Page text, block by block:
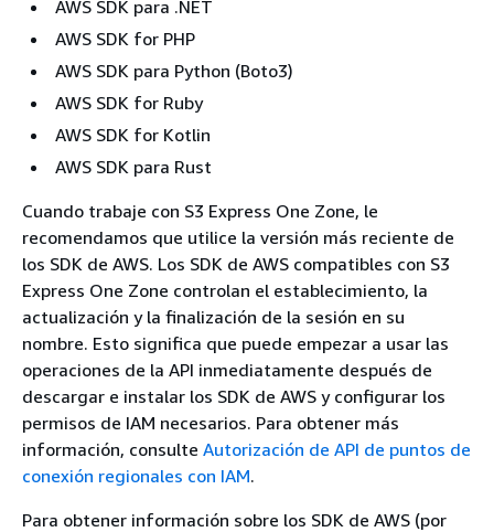
AWS SDK para .NET
AWS SDK for PHP
AWS SDK para Python (Boto3)
AWS SDK for Ruby
AWS SDK for Kotlin
AWS SDK para Rust
Cuando trabaje con S3 Express One Zone, le
recomendamos que utilice la versión más reciente de
los SDK de AWS. Los SDK de AWS compatibles con S3
Express One Zone controlan el establecimiento, la
actualización y la finalización de la sesión en su
nombre. Esto significa que puede empezar a usar las
operaciones de la API inmediatamente después de
descargar e instalar los SDK de AWS y configurar los
permisos de IAM necesarios. Para obtener más
información, consulte Autorización de API de puntos de
conexión regionales con IAM.
Para obtener información sobre los SDK de AWS (por